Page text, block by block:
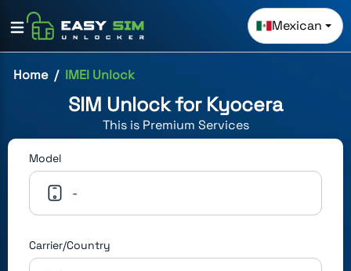
Mexican
Home IMEI Unlock
SIM Unlock for Kyocera
This is Premium Services
Model
-
Carrier/Country